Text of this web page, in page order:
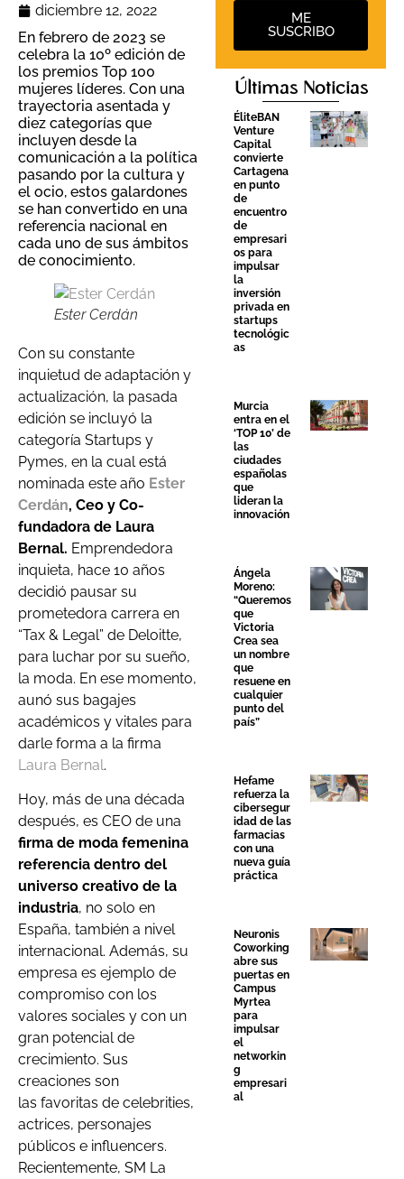
diciembre 12, 2022
En febrero de 2023 se
celebra la 10º edición de
los premios Top 100
mujeres líderes. Con una
trayectoria asentada y
diez categorías que
incluyen desde la
comunicación a la política
pasando por la cultura y
el ocio, estos galardones
se han convertido en una
referencia nacional en
cada uno de sus ámbitos
de conocimiento.
Ester Cerdán
Con su constante
inquietud de adaptación y
actualización, la pasada
edición se incluyó la
categoría Startups y
Pymes, en la cual está
nominada este año Ester
Cerdán, Ceo y Co-
fundadora de Laura
Bernal. Emprendedora
inquieta, hace 10 años
decidió pausar su
prometedora carrera en
“Tax & Legal” de Deloitte,
para luchar por su sueño,
la moda. En ese momento,
aunó sus bagajes
académicos y vitales para
darle forma a la firma
Laura Bernal.
Hoy, más de una década
después, es CEO de una
firma de moda femenina
referencia dentro del
universo creativo de la
industria, no solo en
España, también a nivel
internacional. Además, su
empresa es ejemplo de
compromiso con los
valores sociales y con un
gran potencialde
crecimiento. Sus
creaciones son
las favoritas de celebrities,
actrices, personajes
públicos e influencers.
Recientemente, SM La
ME
SUSCRIBO
Últimas Noticias
ÉliteBAN
Venture
Capital
convierte
Cartagena
en punto
de
encuentro
de
empresari
os para
impulsar
la
inversión
privada en
startups
tecnológic
as
Murcia
entra en el
‘TOP 10’ de
las
ciudades
españolas
que
lideran la
innovación
Ángela
Moreno:
“Queremos
que
Victoria
Crea sea
un nombre
que
resuene en
cualquier
punto del
país”
Hefame
refuerza la
cibersegur
idad de las
farmacias
con una
nueva guía
práctica
Neuronis
Coworking
abre sus
puertas en
Campus
Myrtea
para
impulsar
el
networkin
g
empresari
al